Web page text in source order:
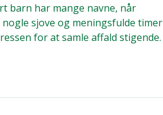
barn har mange navne, når
sjove og meningsfulde timer
for at samle affald stigende.